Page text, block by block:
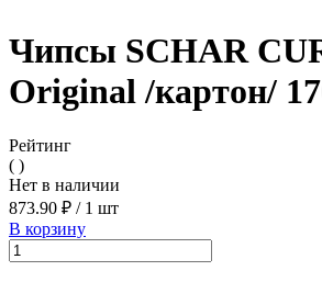
Чипсы SCHAR
Original /картон/
Рейтинг
( )
Нет в наличии
873.90 ₽ /1 шт
В корзину